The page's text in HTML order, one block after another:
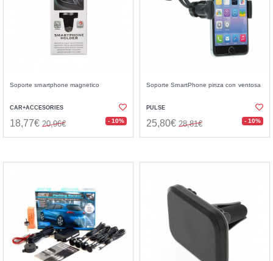
Soporte smartphone magnetico
CAR+ACCESORIES
18,77€ 20,96€ - 10%
Soporte SmartPhone pinza con ventosa
PULSE
25,80€ 28,81€ - 10%